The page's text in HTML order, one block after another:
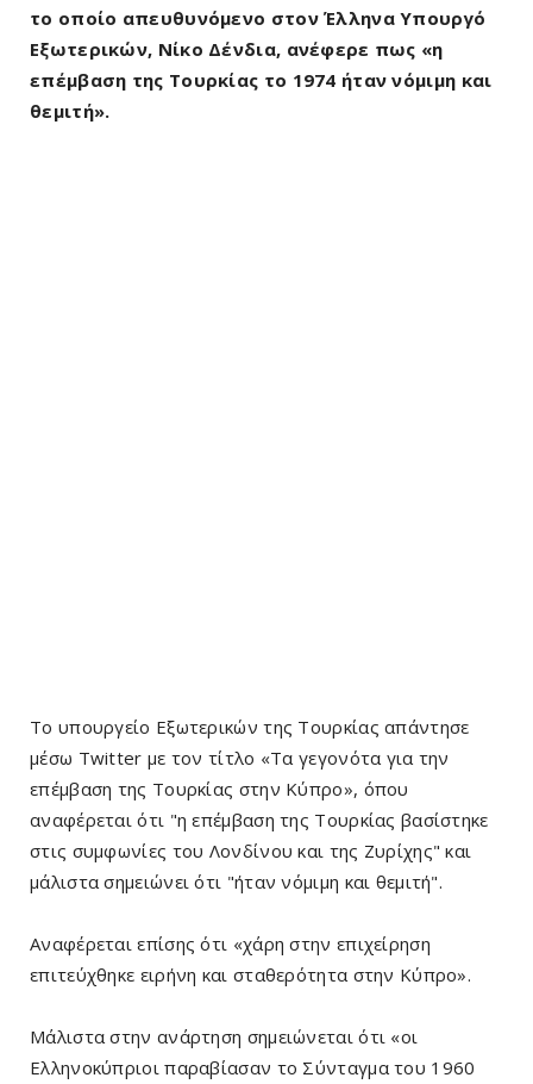
το οποίο απευθυνόμενο στον Έλληνα Υπουργό
Εξωτερικών, Νίκο Δένδια, ανέφερε πως «η
επέμβαση της Τουρκίας το 1974 ήταν νόμιμη και
θεμιτή».
Το υπουργείο Εξωτερικών της Τουρκίας απάντησε
μέσω Twitter με τον τίτλο «Τα γεγονότα για την
επέμβαση της Τουρκίας στην Κύπρο», όπου
αναφέρεται ότι "η επέμβαση της Τουρκίας βασίστηκε
στις συμφωνίες του Λονδίνου και της Ζυρίχης" και
μάλιστα σημειώνει ότι "ήταν νόμιμη και θεμιτή".
Αναφέρεται επίσης ότι «χάρη στην επιχείρηση
επιτεύχθηκε ειρήνη και σταθερότητα στην Κύπρο».
Μάλιστα στην ανάρτηση σημειώνεται ότι «οι
Ελληνοκύπριοι παραβίασαν το Σύνταγμα του 1960